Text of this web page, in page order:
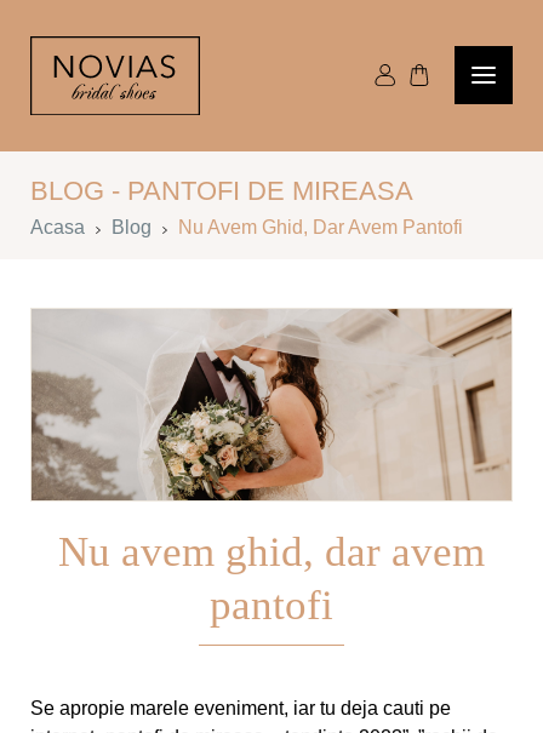
BLOG - PANTOFI DE MIREASA
Acasa Blog Nu Avem Ghid, Dar Avem Pantofi
Nu avem ghid, dar avem
pantofi
Se apropie marele eveniment, iar tu deja cauti pe